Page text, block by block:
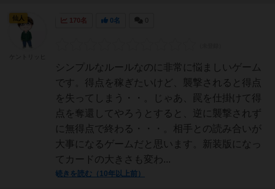
170名 0名
シンプルなルールなのに非常に悩ましいゲーム
です。得点を稼ぎたいけど、襲撃されると得点
を失ってしまう・・。じゃあ、罠を仕掛けて得
点を奪還してやろうとすると、逆に襲撃されず
に無得点で終わる・・・。相手との読み合いが
大事になるゲームだと思います。新装版になっ
てカードの大きさも変わ...
続きを読む（10年以上前）
仙人